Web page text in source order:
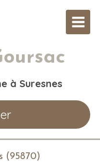
à Suresnes
(95870)